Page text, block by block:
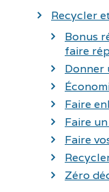
Recycler
Bonus
faire
Donner
Faire
Faire
Faire
Zéro